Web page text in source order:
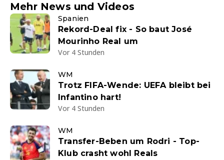
Mehr News und Videos
Spanien
Rekord-Deal fix - So baut José
Mourinho Real um
Vor 4 Stunden
WM
Trotz FIFA-Wende: UEFA bleibt bei
Infantino hart!
Vor 4 Stunden
WM
Transfer-Beben um Rodri - Top-
Klub crasht wohl Reals